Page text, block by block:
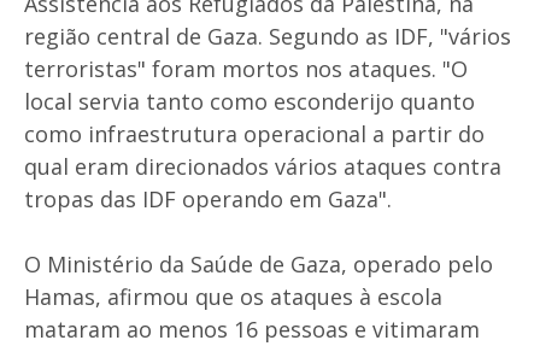
região central de Gaza. Segundo as IDF, "vários
terroristas" foram mortos nos ataques. "O
local servia tanto como esconderijo quanto
como infraestrutura operacional a partir do
qual eram direcionados vários ataques contra
tropas das IDF operando em Gaza".
O Ministério da Saúde de Gaza, operado pelo
Hamas, afirmou que os ataques à escola
mataram ao menos 16 pessoas e vitimaram